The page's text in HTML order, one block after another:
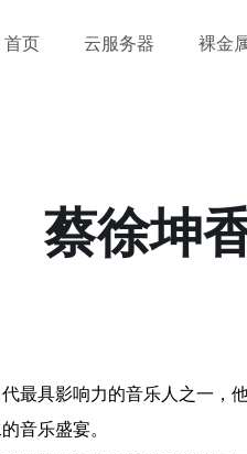
首页 云服务器 裸金
蔡徐坤
最具影响力的音乐人之一，
音乐盛宴。